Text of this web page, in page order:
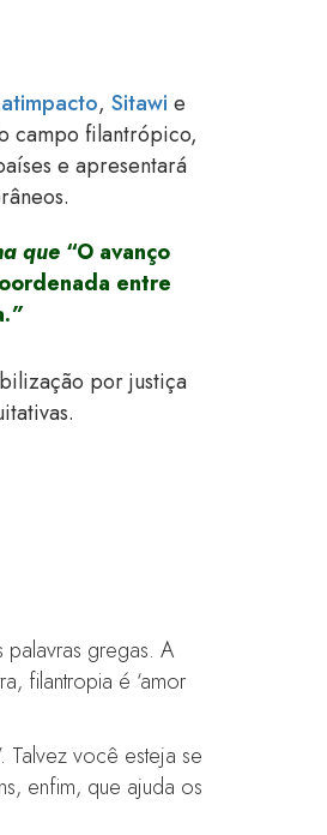
, Sitawi e
campo filantrópico,
e apresentará
que “O avanço
entre
”
por justiça
gregas. A
filantropia é ‘amor
você esteja se
enfim, que ajuda os